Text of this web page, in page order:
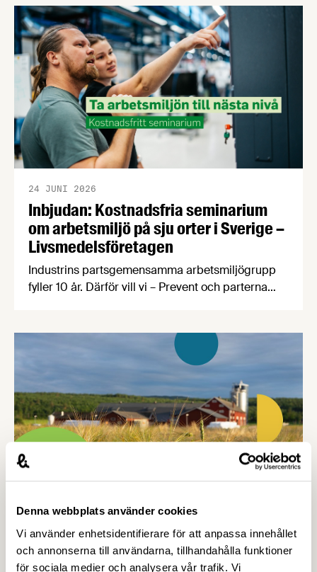
Denna webbplats använder cookies
Vi använder enhetsidentifierare för att anpassa innehållet
och annonserna till användarna, tillhandahålla funktioner
för sociala medier och analysera vår trafik. Vi
den 1 september 2026. Karin Thapper, ansvarig
kompetensförsörjning på Livsmedelsföretagen,
beskriver avtalet som en stor framgång.
Inbjudan: Kostnadsfria seminarium
om arbetsmiljö på sju orter i Sverige –
Livsmedelsföretagen
24 JUNI 2026
Industrins partsgemensamma arbetsmiljögrupp
fyller 10 år. Därför vill vi – Prevent och parterna
halvdagsseminarium om arbetsmiljö.
Seminarierna äger rum i höst på sju olika orter.
Under seminariet kommer du att få med dig ett
antal nyttiga verktyg genom att vi varvar
föreläsningspass med …
Utlysningar: Forskning och Innovation
med fokus på försörjning –
2 JULI 2026